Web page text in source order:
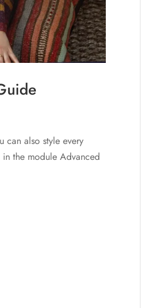
can also style every
the module Advanced